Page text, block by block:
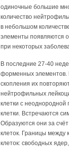
одиночные большие
количество
в небольшом
элементы появляются
при некоторых
В последние 27-40
форменных элементов.
скопления их
нейтрофильных
клетки с
клетки. Встречаются
Образуются они за
клеток. Границы между
клеток: свободных